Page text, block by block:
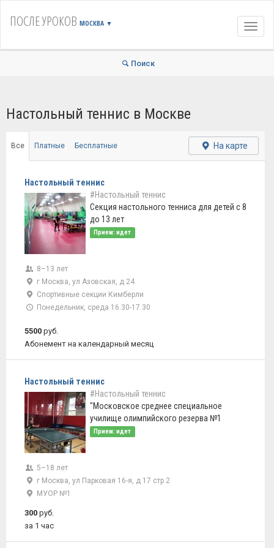
ПОСЛЕ УРОКОВ МОСКВА ▼
Поиск
Настольный теннис в Москве
Все Платные Бесплатные На карте
Настольный теннис
#Настольный теннис
Секция настольного тенниса для детей с 8
до 13 лет
Прием: идет
8–13 лет
г Москва, ул Азовская, д 24
Спортивные секции Кимберли
Понедельник, среда 16.30-17.30
5500 руб.
Абонемент на календарный месяц
Настольный теннис
#Настольный теннис
"Московское среднее специальное
училище олимпийского резерва №1
Прием: идет
5–18 лет
г Москва, ул Парковая 16-я, д 17 стр 2
МУОР №1
300 руб.
за 1 час